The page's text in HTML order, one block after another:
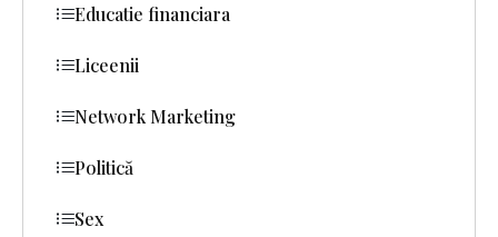
Educatie financiara
Liceenii
Network Marketing
Politică
Sex